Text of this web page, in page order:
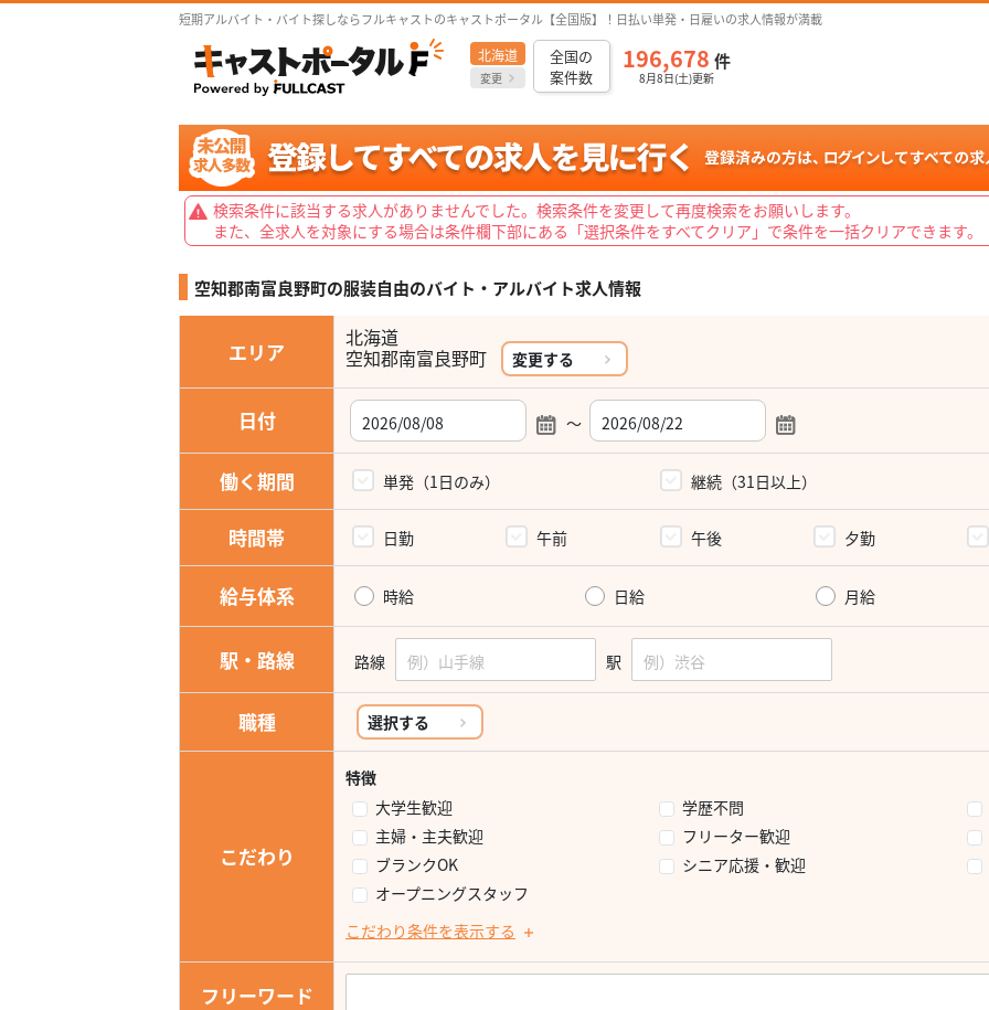
短期アルバイト・バイト探しならフルキャストのキャストポータル【全国版】！日払い単発・日雇いの求人情報が満載
北海道
変更
全国の
案件数
196,678 件
8月8日(土)更新
検索条件に該当する求人がありませんでした。検索条件を変更して再度検索をお願いします。
また、全求人を対象にする場合は条件欄下部にある「選択条件をすべてクリア」で条件を一括クリアできます。
空知郡南富良野町の服装自由のバイト・アルバイト求人情報
エリア
北海道
空知郡南富良野町 変更する
日付 ～
働く期間 単発（1日のみ） 継続（31日以上）
時間帯 日勤 午前 午後 夕勤
給与体系 時給 日給 月給
駅・路線 路線 駅
職種 選択する
こだわり
特徴
大学生歓迎
学歴不問
主婦・主夫歓迎
フリーター歓迎
ブランクOK
シニア応援・歓迎
オープニングスタッフ
こだわり条件を表示する
フリーワード